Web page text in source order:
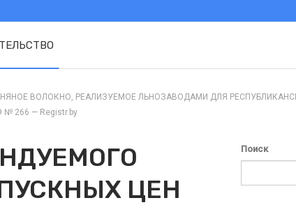
ВОЛОКНО, РЕАЛИЗУЕМОЕ ЛЬНОЗАВОДАМИ ДЛЯ
№ 266 — Registr.by
ЦЕН
Поиск